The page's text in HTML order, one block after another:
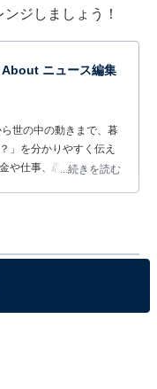
ジしましょう！
ニュース編集
世の中の動きまで、暮
」を分かりやすく伝え
や仕事、恋愛、ITに関
...続きを読む